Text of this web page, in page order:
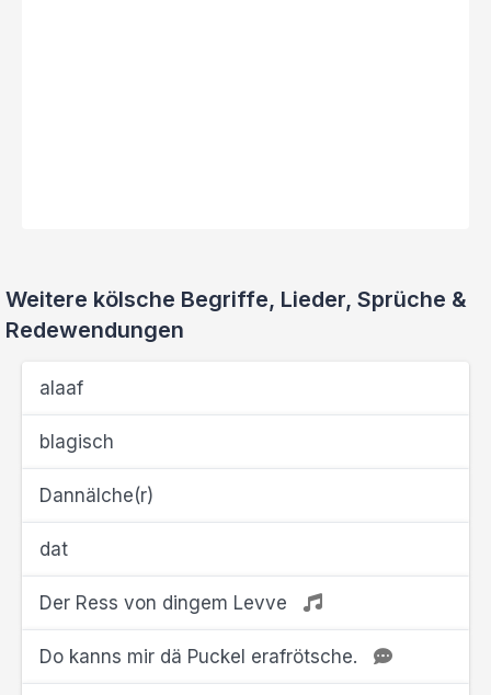
Weitere kölsche Begriffe, Lieder, Sprüche &
Redewendungen
alaaf
blagisch
Dannälche(r)
dat
Der Ress von dingem Levve
Do kanns mir dä Puckel erafrötsche.